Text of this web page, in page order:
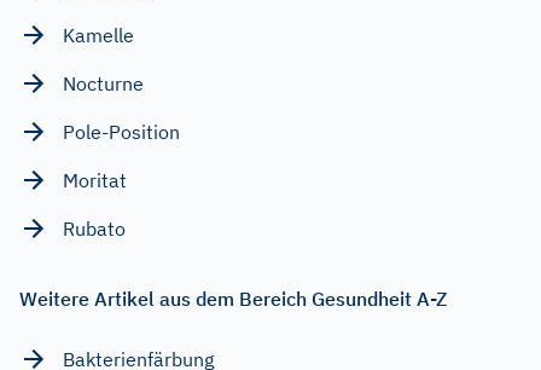
Kamelle
Nocturne
Pole-Position
Moritat
Rubato
Weitere Artikel aus dem Bereich Gesundheit A-Z
Bakterienfärbung